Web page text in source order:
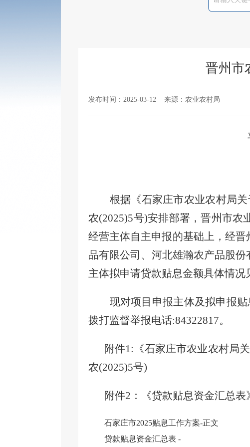
晋州市
发布时间：2025-03-12 来源：农业农村局
晋州市
贴
根据《石家庄市农业农村局关
农(2025)5号)安排部署，晋州市农
经营主体自主申报的基础上，经
品有限公司、 河北雄瀚农产品股份
主体拟申请贷款贴息金额具体情况
现对项目申报主体及拟申报贴
拨打监督举报电话:84322817。
附件1:《石家庄市农业农村局
农(2025)5号)
附件2： 《贷款贴息资金汇总表》
石家庄市2025贴息工作方案-正文
贷款贴息资金汇总表 -